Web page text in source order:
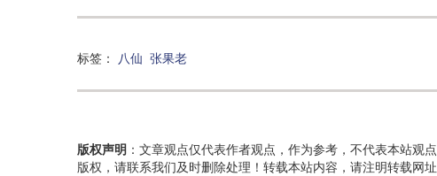
标签： 八仙 张果老
版权声明 ：文章观点仅代表作者观点，作为参考，不代表本站观
版权，请联系我们及时删除处理！转载本站内容，请注明转载网